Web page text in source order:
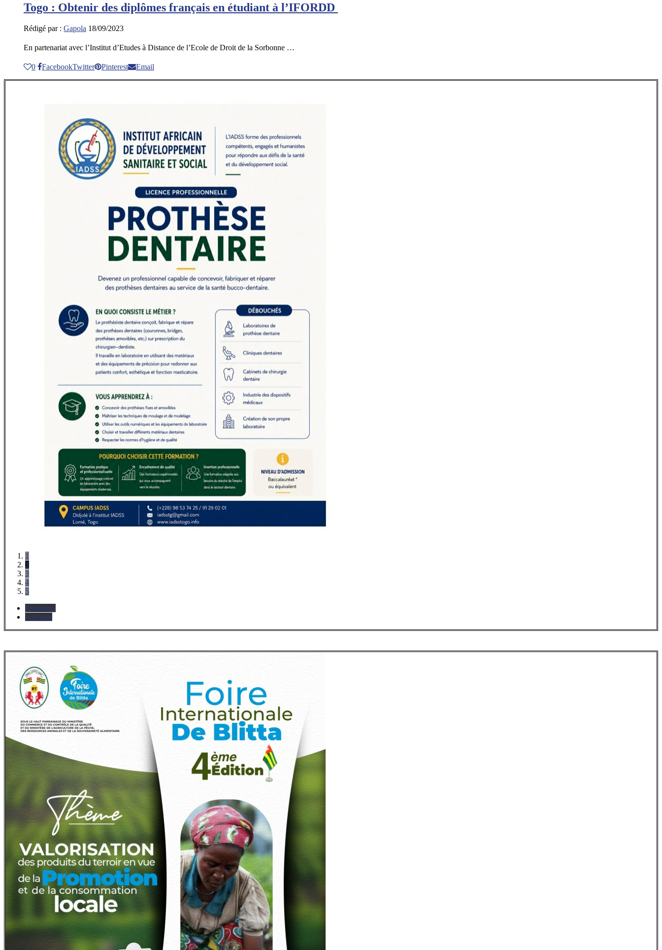
Togo : Obtenir des diplômes français en étudiant à l’IFORDD
Rédigé par : Gapola 18/09/2023
En partenariat avec l’Institut d’Etudes à Distance de l’Ecole de Droit de la Sorbonne …
0 FacebookTwitter Pinterest Email
1
2
3
4
5
Précédent
Suivante